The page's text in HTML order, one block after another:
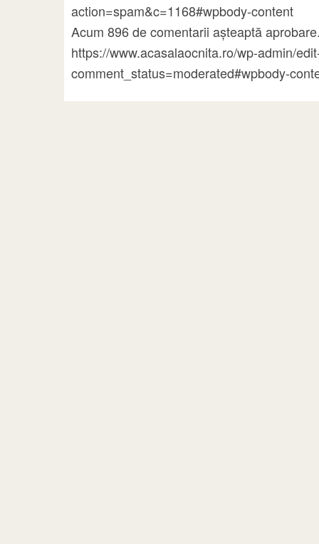
action=spam&c=1168#wpbody-content
Acum 896 de comentarii așteaptă
https://www.acasalaocnita.ro/wp-admin/
comment_status=moderated#wpbody-